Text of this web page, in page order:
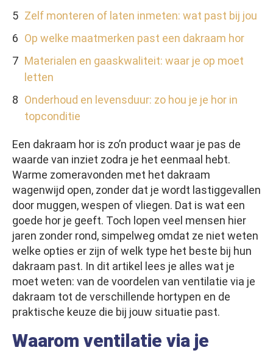
Een dakraam hor is zo’n product waar je pas de
waarde van inziet zodra je het eenmaal hebt.
Warme zomeravonden met het dakraam
wagenwijd open, zonder dat je wordt lastiggevallen
door muggen, wespen of vliegen. Dat is wat een
goede hor je geeft. Toch lopen veel mensen hier
jaren zonder rond, simpelweg omdat ze niet weten
welke opties er zijn of welk type het beste bij hun
dakraam past. In dit artikel lees je alles wat je
moet weten: van de voordelen van ventilatie via je
dakraam tot de verschillende hortypen en de
praktische keuze die bij jouw situatie past.
Waarom ventilatie via je
Zelf monteren of laten inmeten: wat past bij jou
Op welke maatmerken past een dakraam hor
Materialen en gaaskwaliteit: waar je op moet
letten
Onderhoud en levensduur: zo hou je je hor in
topconditie